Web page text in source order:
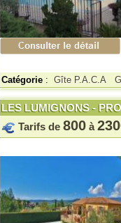
Catégorie : Gîte P.A.C.A
LES LUMIGNONS -
Tarifs de 800 à